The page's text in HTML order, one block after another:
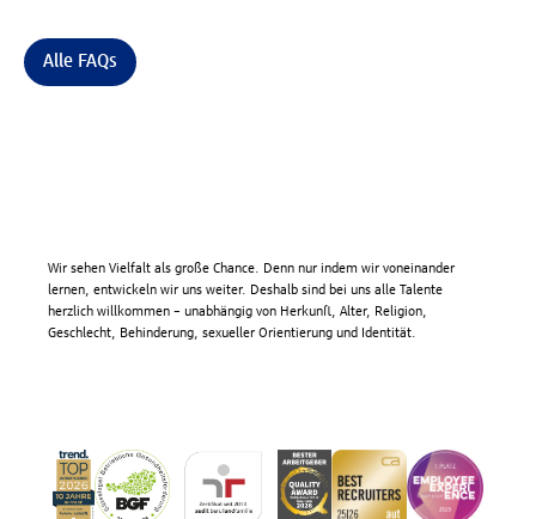
Alle FAQs
Wir sehen Vielfalt als große Chance. Denn nur indem wir voneinander
lernen, entwickeln wir uns weiter. Deshalb sind bei uns alle Talente
herzlich willkommen – unabhängig von Herkunft, Alter, Religion,
Geschlecht, Behinderung, sexueller Orientierung und Identität.